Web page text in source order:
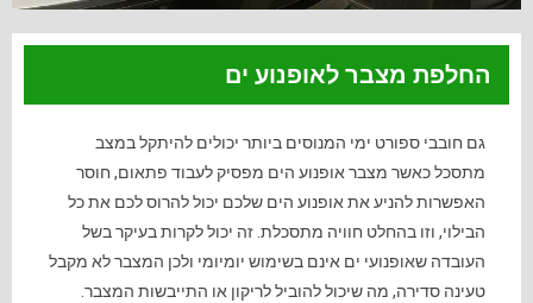
החלפת מצבר לאופנוע ים
גם חובבי ספורט ימי המנוסים ביותר יכולים להיתקל במצב
מתסכל כאשר מצבר אופנוע הים מפסיק לעבוד פתאום, חוסר
האפשרות להניע את אופנוע הים שלכם יכול להרוס לכם את כל
הבילוי, וזו בהחלט חוויה מתסכלת. זה יכול לקרות בעיקר בשל
העובדה שאופנועי ים אינם בשימוש יומיומי ולכן המצבר לא מקבל
טעינה סדירה, מה שיכול להוביל לריקון או התייבשות המצבר.